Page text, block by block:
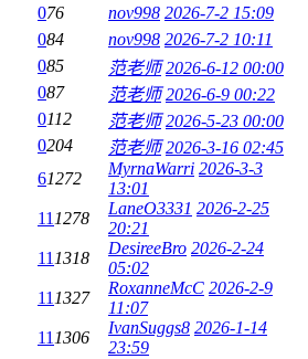
076 nov998 2026-7-2 15:09
084 nov998 2026-7-2 10:11
085 范老师 2026-6-12 00:00
087 范老师 2026-6-9 00:22
0112 范老师 2026-5-23 00:00
0204 范老师 2026-3-16 02:45
61272
MyrnaWarri 2026-3-3
13:01
11 1278
LaneO3331 2026-2-25
20:21
11 1318
DesireeBro 2026-2-24
05:02
11 1327
RoxanneMcC 2026-2-9
11:07
11 1306
IvanSuggs8 2026-1-14
23:59